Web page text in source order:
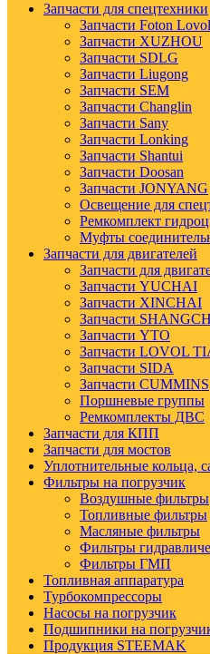
Запчасти для спецтехники
Запчасти Foton Lovol
Запчасти XUZHOU
Запчасти SDLG
Запчасти Liugong
Запчасти SEM
Запчасти Changlin
Запчасти Sany
Запчасти Lonking
Запчасти Shantui
Запчасти Doosan
Запчасти JONYANG
Освещение для
Ремкомплект
Муфты
Запчасти для двигателей
Запчасти для
Запчасти YUCHAI
Запчасти XINCHAI
Запчасти
Запчасти YTO
Запчасти LOVOL
Запчасти SIDA
Запчасти CUMMINS
Поршневые группы
Ремкомплекты ДВС
Запчасти для КПП
Запчасти для мостов
Уплотнительные кольца,
Фильтры на погрузчик
Воздушные фильтры
Топливные фильтры
Масляные фильтры
Фильтры
Фильтры ГМП
Топливная аппаратура
Турбокомпрессоры
Насосы на погрузчик
Подшипники на
Продукция STEEMAK